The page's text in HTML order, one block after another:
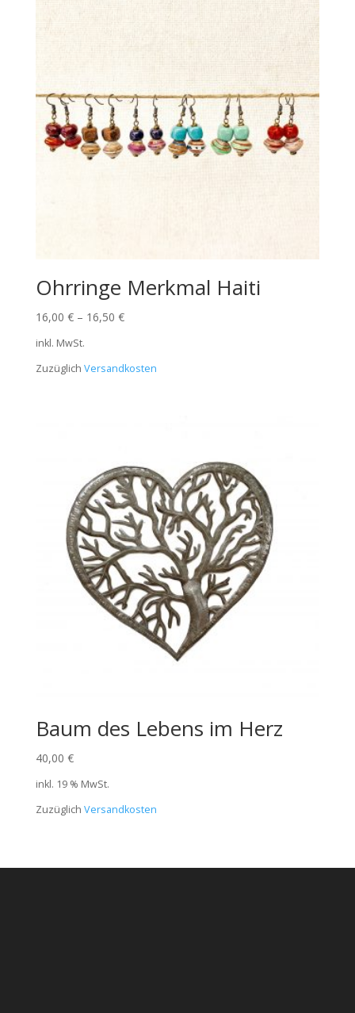
Ohrringe Merkmal Haiti
16,00 €– 16,50 €
inkl. MwSt.
Zuzüglich Versandkosten
Baum des Lebens im Herz
40,00 €
inkl. 19 % MwSt.
Zuzüglich Versandkosten